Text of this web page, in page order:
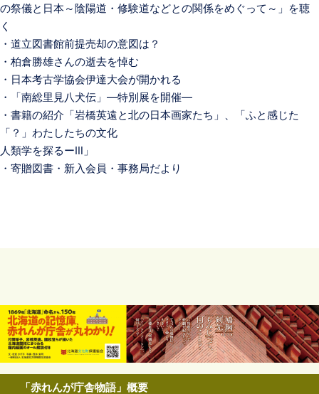
の祭儀と日本～陰陽道・修験道などとの関係をめぐって～」を聴
く
・道立図書館前提売却の意図は？
・柏倉勝雄さんの逝去を悼む
・日本考古学協会伊達大会が開かれる
・「南総里見八犬伝」―特別展を開催―
・書籍の紹介「岩橋英遠と北の日本画家たち」、「ふと感じた
「？」わたしたちの文化
人類学を探るーⅢ」
・寄贈図書・新入会員・事務局だより
「赤れんが庁舎物語」概要